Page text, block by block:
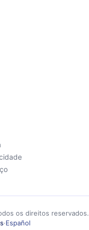
os direitos reservados.
·Español